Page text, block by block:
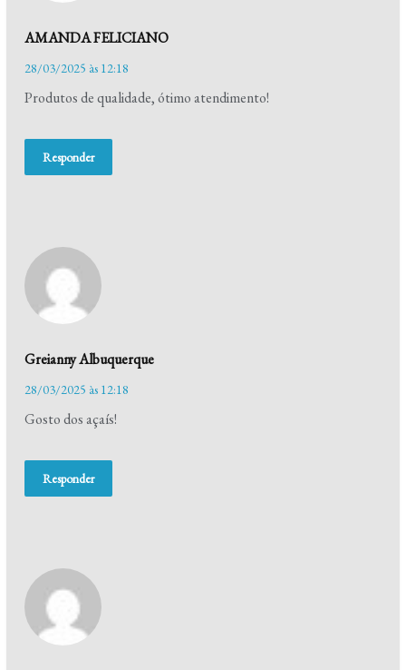
AMANDA FELICIANO
28/03/2025 às 12:18
Produtos de qualidade, ótimo atendimento!
Responder
Greianny Albuquerque
28/03/2025 às 12:18
Gosto dos açaís!
Responder